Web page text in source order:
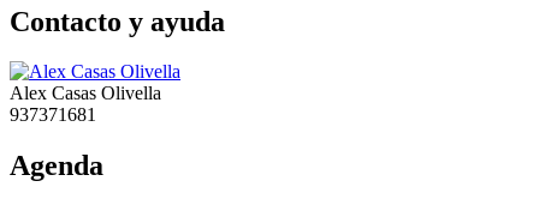
Contacto y ayuda
Alex Casas Olivella
937371681
Agenda